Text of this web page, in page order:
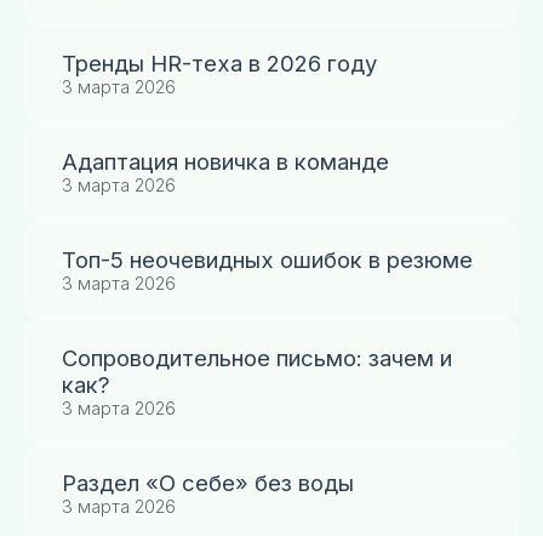
Тренды HR-теха в 2026 году
3 марта 2026
Адаптация новичка в команде
3 марта 2026
Топ-5 неочевидных ошибок в резюме
3 марта 2026
Сопроводительное письмо: зачем и
как?
3 марта 2026
Раздел «О себе» без воды
3 марта 2026